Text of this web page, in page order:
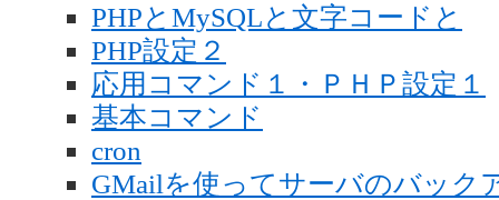
PHPとMySQLと文字コードと
PHP設定２
応用コマンド１・ＰＨＰ設定１
基本コマンド
cron
GMailを使ってサーバのバック